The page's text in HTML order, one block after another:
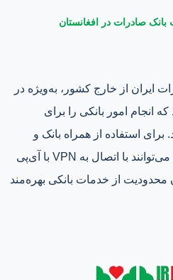
صادرات در افغانستان
ایران از خارج کشور، به‌ویژه در
انجام امور بانکی را برای
استفاده از همراه بانک و
اینترنت بانک صادرات، کاربران می‌توانند با اتصال به VPN با آی‌پی
محدودیت از خدمات بانکی بهره‌مند